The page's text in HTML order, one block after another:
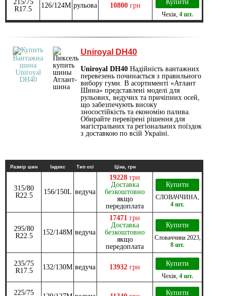
215/75
R17.5
126/124M рульова 10800 грн Купити
Чехія, 4 шт.
Uniroyal DH40
Uniroyal DH40 Надійність вантажних
перевезень починається з правильного
вибору гуми. В асортименті «Атлант
Шина» представлені моделі для
рульових, ведучих та причіпних осей,
що забезпечують високу
зносостійкість та економію палива.
Обирайте перевірені рішення для
магістральних та регіональних поїздок
з доставкою по всій Україні.
Размір шин Індекс Тип осі Ціна, грн
315/80
R22.5
156/150L ведуча
19228 грн
Доставка
безкоштовно
якщо
передоплата
Купити
СЛОВАЧЧИНА
4 шт.
295/80
R22.5
152/148M ведуча
17471 грн
Доставка
безкоштовно
якщо
передоплата
Купити
Словаччина2023,
8 шт.
235/75
R17.5
132/130M ведуча 13932 грн Купити
Чехія 4 шт.
225/75
Купити